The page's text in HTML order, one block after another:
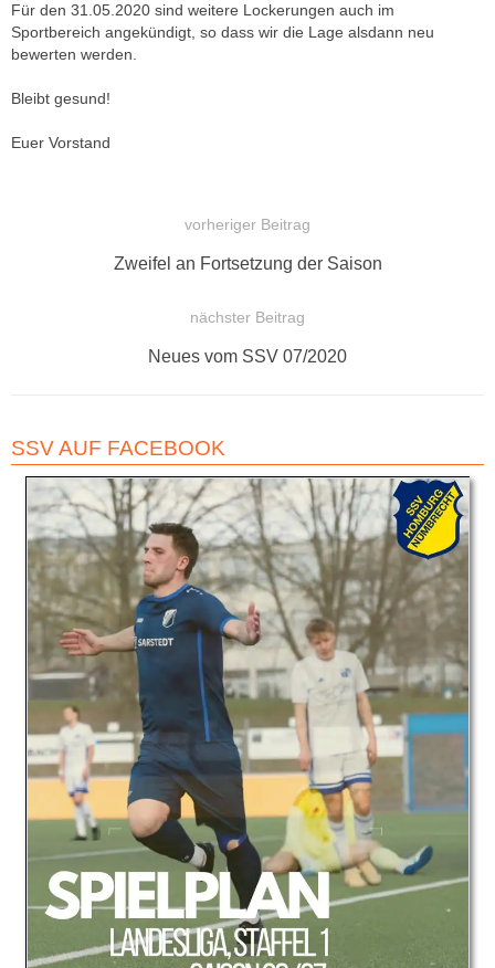
Für den 31.05.2020 sind weitere Lockerungen auch im
Sportbereich angekündigt, so dass wir die Lage alsdann neu
bewerten werden.
Bleibt gesund!
Euer Vorstand
vorheriger Beitrag
Vorheriger
Zweifel an Fortsetzung der Saison
nächster Beitrag
Nächster
Neues vom SSV 07/2020
SSV AUF FACEBOOK